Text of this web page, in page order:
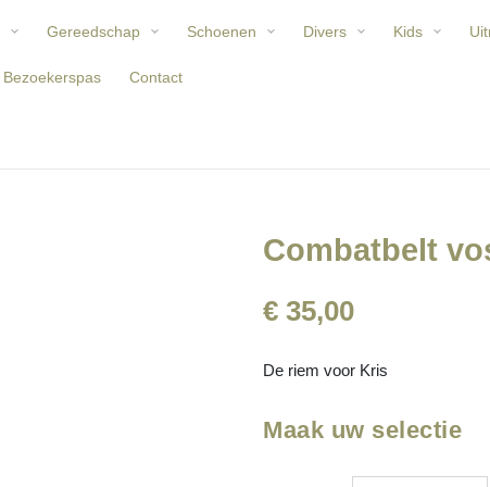
Gereedschap Schoenen Divers Kids
Bezoekerspas Contact
Combatbelt
€ 35,00
De riem voor Kris
Maak uw selectie